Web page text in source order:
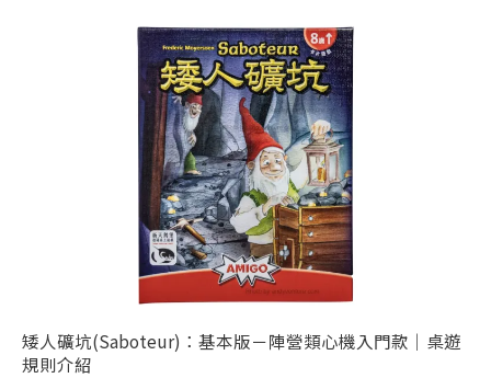
矮人礦坑(Saboteur)：基本版－陣營類心機入門款｜桌遊
規則介紹